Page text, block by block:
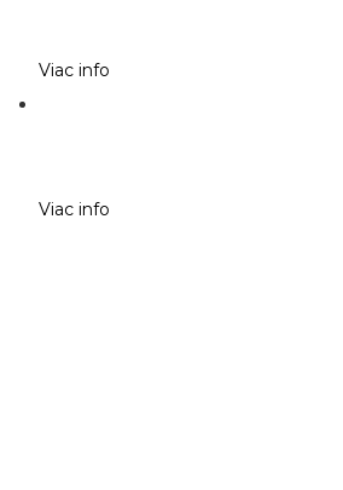
Viac info
Viac info